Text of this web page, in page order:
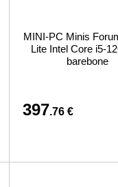
MINI-PC Minis
Lite Intel Core i5-
barebone
397.76 €